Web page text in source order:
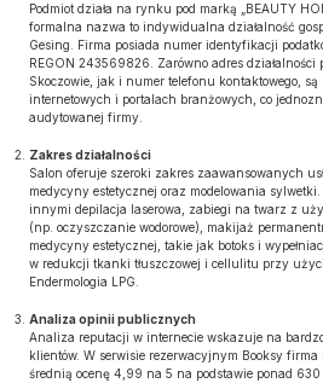
Podmiot działa na rynku pod marką „BEAUTY
formalna nazwa to indywidualna działalność
Gesing. Firma posiada numer identyfikacji
REGON 243569826. Zarówno adres
Skoczowie, jak i numer telefonu kontaktowego,
internetowych i portalach branżowych, co
audytowanej firmy.
Zakres działalności
Salon oferuje szeroki zakres zaawansowanych
medycyny estetycznej oraz modelowania
innymi depilacja laserowa, zabiegi na twarz z
(np. oczyszczanie wodorowe), makijaż
medycyny estetycznej, takie jak botoks i
w redukcji tkanki tłuszczowej i cellulitu przy
Endermologia LPG.
Analiza opinii publicznych
Analiza reputacji w internecie wskazuje na
klientów. W serwisie rezerwacyjnym Booksy firma
średnią ocenę 4,99 na 5 na podstawie ponad 630